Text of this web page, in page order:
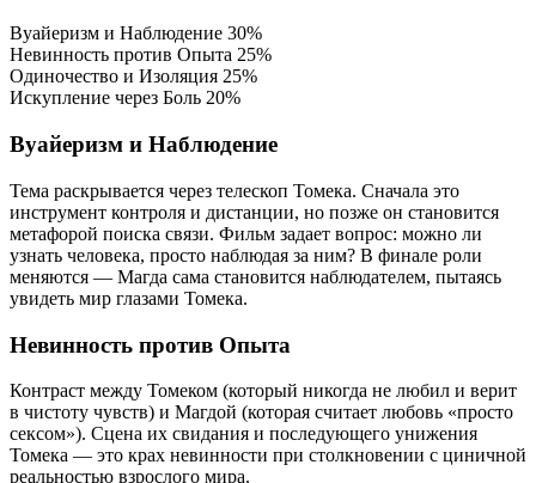
Вуайеризм и Наблюдение 30%
Невинность против Опыта 25%
Одиночество и Изоляция 25%
Искупление через Боль 20%
Вуайеризм и Наблюдение
Тема раскрывается через телескоп Томека. Сначала это
инструмент контроля и дистанции, но позже он становится
метафорой поиска связи. Фильм задает вопрос: можно ли
узнать человека, просто наблюдая за ним? В финале роли
меняются — Магда сама становится наблюдателем, пытаясь
увидеть мир глазами Томека.
Невинность против Опыта
Контраст между Томеком (который никогда не любил и верит
в чистоту чувств) и Магдой (которая считает любовь «просто
сексом»). Сцена их свидания и последующего унижения
Томека — это крах невинности при столкновении с циничной
реальностью взрослого мира.